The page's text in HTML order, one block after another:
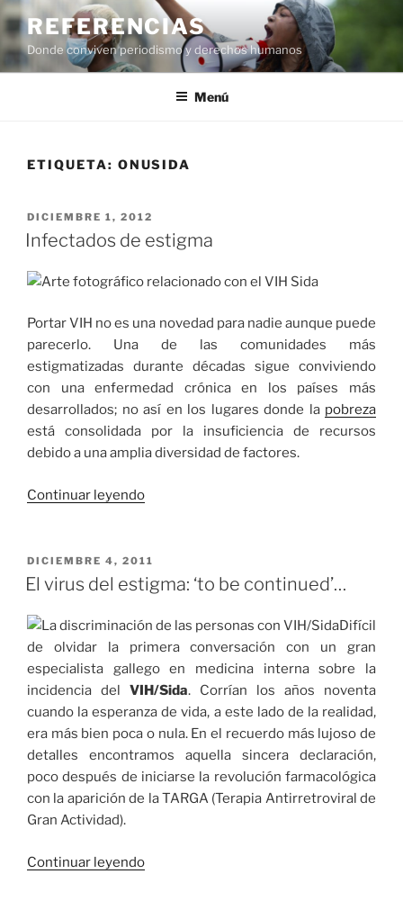
al
contenido
REFERENCIAS
Donde conviven periodismo y derechos humanos
Menú
ETIQUETA: ONUSIDA
PUBLICADO
EL
DICIEMBRE 1, 2012
Infectados de estigma
Portar VIH no es una novedad para nadie aunque puede
parecerlo. Una de las comunidades más
estigmatizadas durante décadas sigue conviviendo
con una enfermedad crónica en los países más
desarrollados; no así en los lugares donde la pobreza
está consolidada por la insuficiencia de recursos
debido a una amplia diversidad de factores.
Continuar leyendo«Infectados
PUBLICADO
EL
DICIEMBRE 4, 2011
El virus del estigma: ‘to be continued’…
Difícil
de olvidar la primera conversación con un gran
especialista gallego en medicina interna sobre la
incidencia del VIH/Sida. Corrían los años noventa
cuando la esperanza de vida, a este lado de la realidad,
era más bien poca o nula. En el recuerdo más lujoso de
detalles encontramos aquella sincera declaración,
poco después de iniciarse la revolución farmacológica
con la aparición de la TARGA (Terapia Antirretroviral de
Gran Actividad).
Continuar leyendo«El